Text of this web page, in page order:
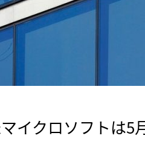
イクロソフトは5